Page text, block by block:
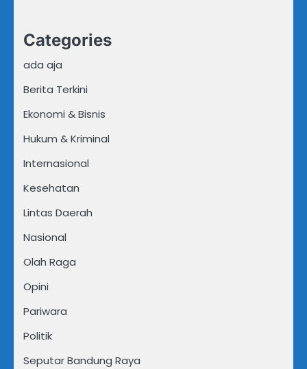
Categories
ada aja
Berita Terkini
Ekonomi & Bisnis
Hukum & Kriminal
Internasional
Kesehatan
Lintas Daerah
Nasional
Olah Raga
Opini
Pariwara
Politik
Seputar Bandung Raya